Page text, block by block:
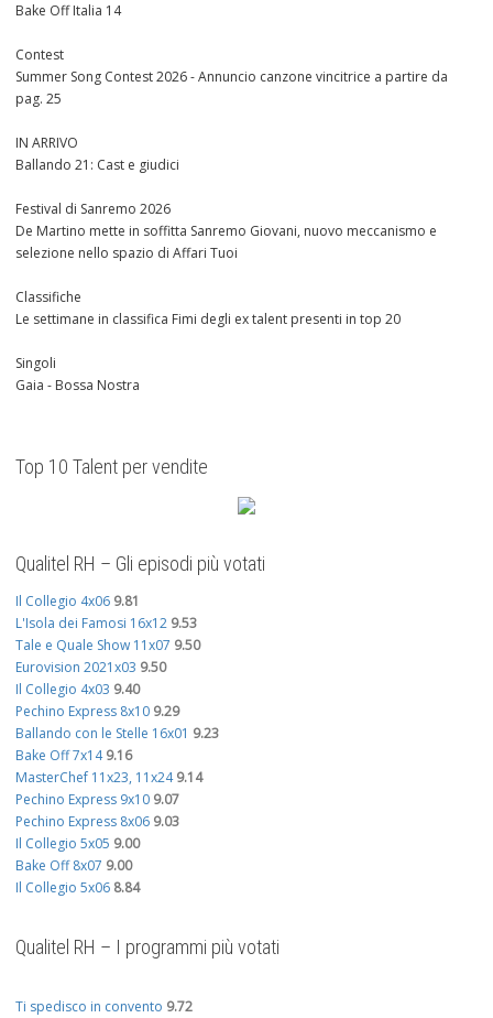
Bake Off Italia 14
Contest
Summer Song Contest 2026 - Annuncio canzone vincitrice a partire da
pag. 25
IN ARRIVO
Ballando 21: Cast e giudici
Festival di Sanremo 2026
De Martino mette in soffitta Sanremo Giovani, nuovo meccanismo e
selezione nello spazio di Affari Tuoi
Classifiche
Le settimane in classifica Fimi degli ex talent presenti in top 20
Singoli
Gaia - Bossa Nostra
Top 10 Talent per vendite
Qualitel RH – Gli episodi più votati
Il Collegio 4x06 9.81
L'Isola dei Famosi 16x12 9.53
Tale e Quale Show 11x07 9.50
Eurovision 2021x03 9.50
Il Collegio 4x03 9.40
Pechino Express 8x10 9.29
Ballando con le Stelle 16x01 9.23
Bake Off 7x14 9.16
MasterChef 11x23, 11x24 9.14
Pechino Express 9x10 9.07
Pechino Express 8x06 9.03
Il Collegio 5x05 9.00
Bake Off 8x07 9.00
Il Collegio 5x06 8.84
Qualitel RH – I programmi più votati
Ti spedisco in convento 9.72